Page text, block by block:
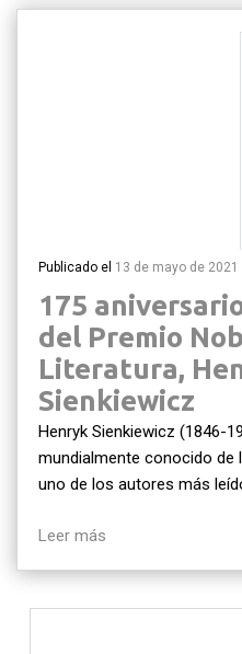
Publicado el 13 de mayo de 2021
175
del Premio
Literatura,
Sienkiewicz
Henryk Sienkiewicz (1846-
mundialmente conocido
uno de los autores más
Leer más